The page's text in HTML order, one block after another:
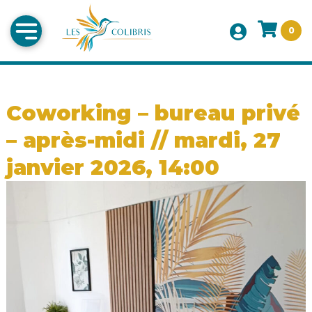
0
Coworking – bureau privé
– après-midi // mardi, 27
janvier 2026, 14:00